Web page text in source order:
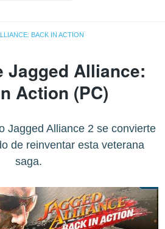
BACK IN ACTION
Jagged Alliance:
Action (PC)
Jagged Alliance 2 se convierte
de reinventar esta veterana
saga.